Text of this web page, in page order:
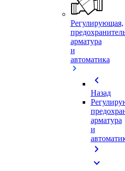
Регулирующая,
арматура
и
автоматика
chevron_left
Назад
арматура
и
chevron_right
expand_more